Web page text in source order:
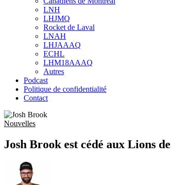
sub
menu
LNH
LHJMQ
Rocket de Laval
LNAH
LHJAAAQ
ECHL
LHM18AAAQ
Autres
Podcast
Politique de confidentialité
Contact
Nouvelles
Josh Brook est cédé aux Lions